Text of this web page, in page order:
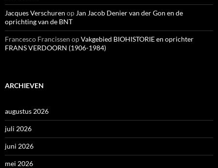
Jacques Verschuren op Jan Jacob Denier van der Gon en de
oprichting van de BNT
Francesco Francissen opVakgebied BIOHISTORIE en oprichter
FRANS VERDOORN (1906-1984)
ARCHIEVEN
augustus 2026
juli 2026
juni 2026
mei 2026